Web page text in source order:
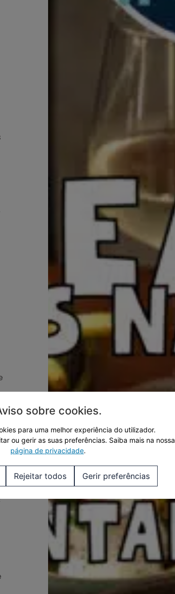
sobre cookies.
para uma melhor experiência do utilizador.
ou gerir as suas preferências. Saiba mais na nossa
página de privacidade.
Rejeitar todos Gerir preferências